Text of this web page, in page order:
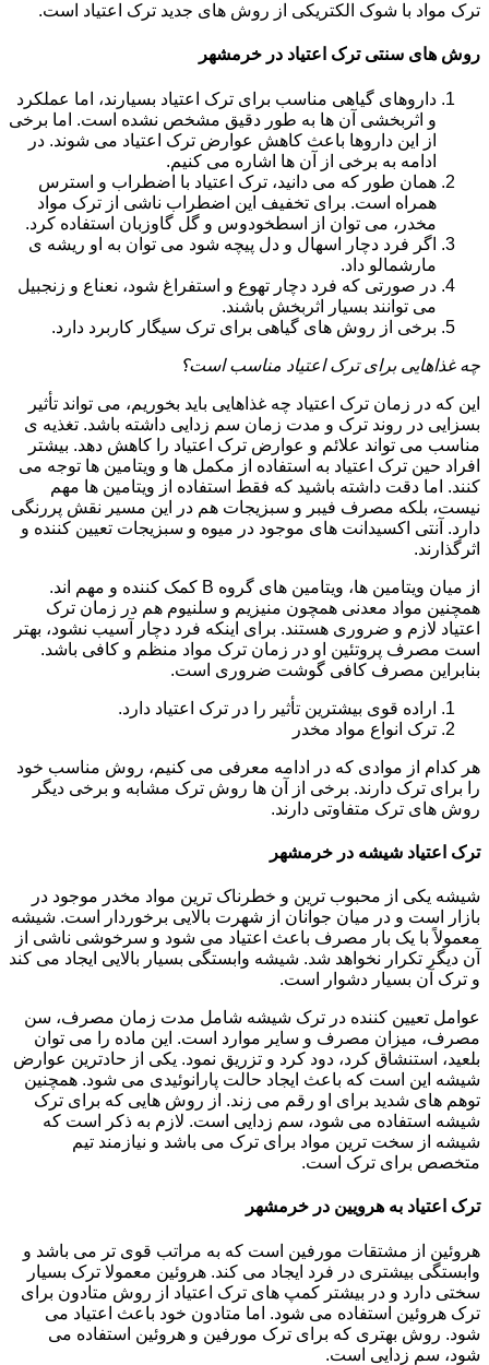
ترک مواد با شوک الکتریکی از روش های جدید ترک اعتیاد است.
روش های سنتی ترک اعتیاد در خرمشهر
داروهای گیاهی مناسب برای ترک اعتیاد بسیارند، اما عملکرد
و اثربخشی آن ها به طور دقیق مشخص نشده است. اما برخی
از این داروها باعث کاهش عوارض ترک اعتیاد می شوند. در
ادامه به برخی از آن ها اشاره می کنیم.
همان طور که می دانید، ترک اعتیاد با اضطراب و استرس
همراه است. برای تخفیف این اضطراب ناشی از ترک مواد
مخدر، می توان از اسطخودوس و گل گاوزبان استفاده کرد.
اگر فرد دچار اسهال و دل پیچه شود می توان به او ریشه ی
مارشمالو داد.
در صورتی که فرد دچار تهوع و استفراغ شود، نعناع و زنجبیل
می توانند بسیار اثربخش باشند.
برخی از روش های گیاهی برای ترک سیگار کاربرد دارد.
چه غذاهایی برای ترک اعتیاد مناسب است؟
این که در زمان ترک اعتیاد چه غذاهایی باید بخوریم، می تواند تأثیر
بسزایی در روند ترک و مدت زمان سم زدایی داشته باشد. تغذیه ی
مناسب می تواند علائم و عوارض ترک اعتیاد را کاهش دهد. بیشتر
افراد حین ترک اعتیاد به استفاده از مکمل ها و ویتامین ها توجه می
کنند. اما دقت داشته باشید که فقط استفاده از ویتامین ها مهم
نیست، بلکه مصرف فیبر و سبزیجات هم در این مسیر نقش پررنگی
دارد. آنتی اکسیدانت های موجود در میوه و سبزیجات تعیین کننده و
اثرگذارند.
از میان ویتامین ها، ویتامین های گروه B کمک کننده و مهم اند.
همچنین مواد معدنی همچون منیزیم و سلنیوم هم در زمان ترک
اعتیاد لازم و ضروری هستند. برای اینکه فرد دچار آسیب نشود، بهتر
است مصرف پروتئین او در زمان ترک مواد منظم و کافی باشد.
بنابراین مصرف کافی گوشت ضروری است.
اراده قوی بیشترین تأثیر را در ترک اعتیاد دارد.
ترک انواع مواد مخدر
هر کدام از موادی که در ادامه معرفی می کنیم، روش مناسب خود
را برای ترک دارند. برخی از آن ها روش ترک مشابه و برخی دیگر
روش های ترک متفاوتی دارند.
ترک اعتیاد شیشه در خرمشهر
شیشه یکی از محبوب ترین و خطرناک ترین مواد مخدر موجود در
بازار است و در میان جوانان از شهرت بالایی برخوردار است. شیشه
معمولاً با یک بار مصرف باعث اعتیاد می شود و سرخوشی ناشی از
آن دیگر تکرار نخواهد شد. شیشه وابستگی بسیار بالایی ایجاد می کند
و ترک آن بسیار دشوار است.
عوامل تعیین کننده در ترک شیشه شامل مدت زمان مصرف، سن
مصرف، میزان مصرف و سایر موارد است. این ماده را می توان
بلعید، استنشاق کرد، دود کرد و تزریق نمود. یکی از حادترین عوارض
شیشه این است که باعث ایجاد حالت پارانوئیدی می شود. همچنین
توهم های شدید برای او رقم می زند. از روش هایی که برای ترک
شیشه استفاده می شود، سم زدایی است. لازم به ذکر است که
شیشه از سخت ترین مواد برای ترک می باشد و نیازمند تیم
متخصص برای ترک است.
ترک اعتیاد به هرویین در خرمشهر
هروئین از مشتقات مورفین است که به مراتب قوی تر می باشد و
وابستگی بیشتری در فرد ایجاد می کند. هروئین معمولا ترک بسیار
سختی دارد و در بیشتر کمپ های ترک اعتیاد از روش متادون برای
ترک هروئین استفاده می شود. اما متادون خود باعث اعتیاد می
شود. روش بهتری که برای ترک مورفین و هروئین استفاده می
شود، سم زدایی است.